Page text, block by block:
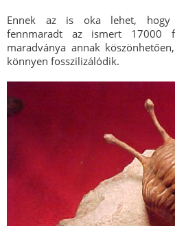
Ennek az is oka lehet, hogy
fennmaradt az ismert 17000
maradványa annak
könnyen fosszilizálódik.